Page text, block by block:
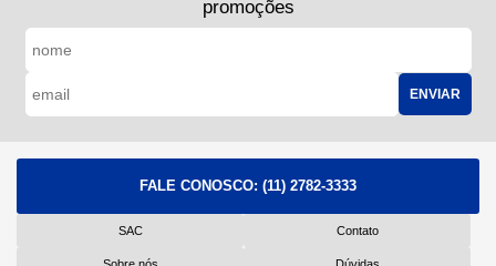
promoções
ENVIAR
FALE CONOSCO: (11) 2782-3333
SAC Contato